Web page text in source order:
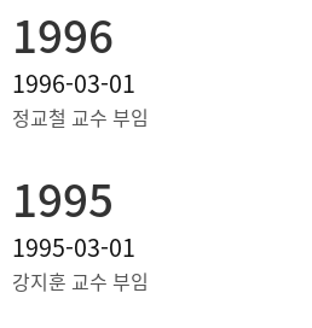
1996
1996-03-01
정교철 교수 부임
1995
1995-03-01
강지훈 교수 부임